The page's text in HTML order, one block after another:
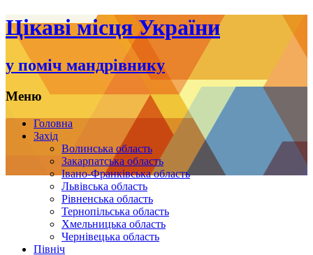
Цікаві місця України
у поміч мандрівнику
Меню
Переміститись
Головна
Захід
Волинська область
Закарпатська область
Івано-Франківська область
Львівська область
Рівненська область
Тернопільська область
Хмельницька область
Чернівецька область
Північ